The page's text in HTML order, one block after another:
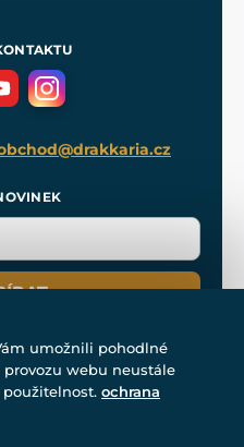
2007-2026.
umožnili pohodlné
webu neustále
ochrana